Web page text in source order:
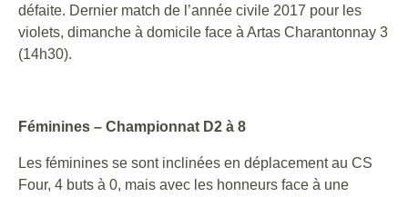
défaite. Dernier match de l’année civile 2017 pour les
violets, dimanche à domicile face à Artas Charantonnay 3
(14h30).
Féminines – Championnat D2 à 8
Les féminines se sont inclinées en déplacement au CS
Four, 4 buts à 0, mais avec les honneurs face à une